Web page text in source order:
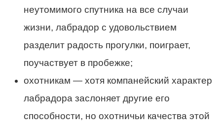
неутомимого спутника на все случаи
жизни, лабрадор с удовольствием
разделит радость прогулки, поиграет,
поучаствует в пробежке;
охотникам — хотя компанейский характер
лабрадора заслоняет другие его
способности, но охотничьи качества этой